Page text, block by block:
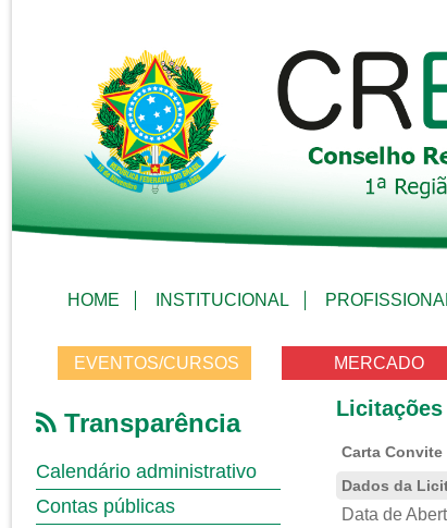
HOME INSTITUCIONAL
EVENTOS/CURSOS MERCADO
Transparência
Calendário administrativo
Contas públicas
Carta Convite
Dados da
Data de